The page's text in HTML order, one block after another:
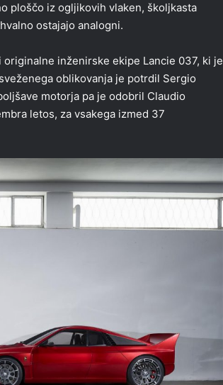
ploščo iz ogljikovih vlaken, školjkasta
ostajajo analogni.
inženirske ekipe Lancie 037, ki je
oblikovanja je potrdil Sergio
motorja pa je odobril Claudio
letos, za vsakega izmed 37